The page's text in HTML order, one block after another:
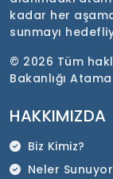
kadar her
sunmayı
© 2026 Tüm
Bakanlığı
HAKKIMIZDA
Biz Kimiz?
Neler